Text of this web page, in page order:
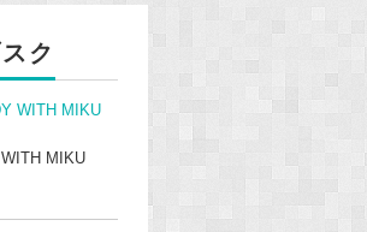
ク
WITH MIKU
MIKU